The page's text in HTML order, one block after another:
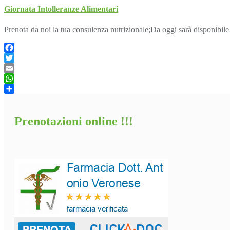
Giornata Intolleranze Alimentari
Prenota da noi la tua consulenza nutrizionale;Da oggi sarà
Facebook
Twitter
Email
WhatsApp
Prenotazioni online !!!